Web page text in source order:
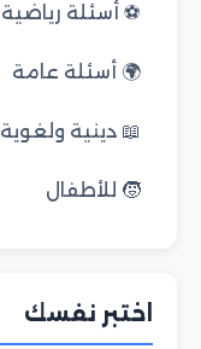
⚽ أسئلة رياضية
🌍 أسئلة عامة
📖 دينية ولغوية
🧒 للأطفال
اختبر نفسك